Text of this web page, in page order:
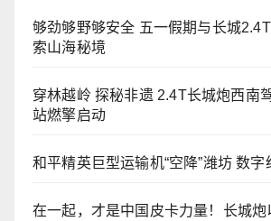
够劲够野够安全 五一假期与长城
索山海秘境
穿林越岭 探秘非遗 2.4T长城炮西南
站燃擎启动
和平精英巨型运输机“空降”潍坊 数字
在一起，才是中国皮卡力量！长城